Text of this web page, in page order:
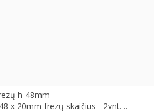
h-48mm
x 20mm frezų skaičius - 2vnt. ..